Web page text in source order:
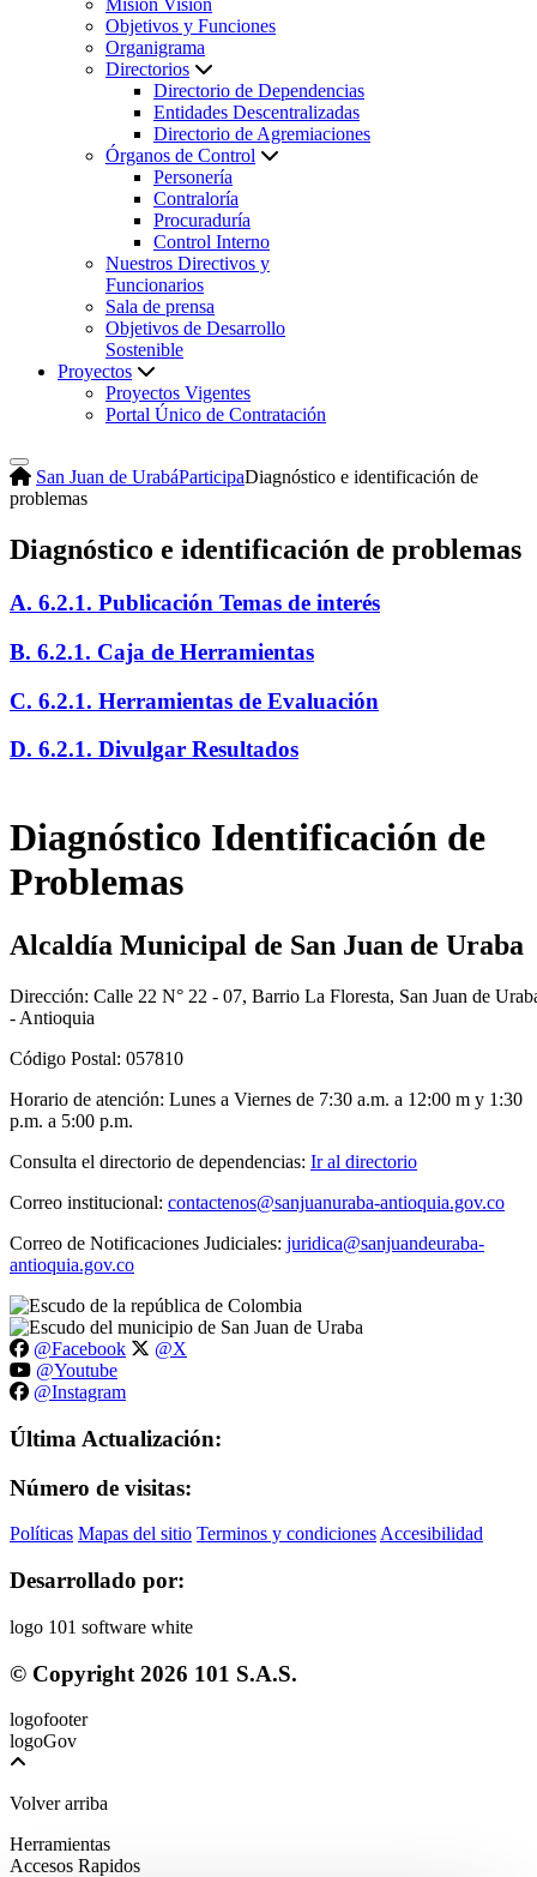
Misión Visión
Objetivos y Funciones
Organigrama
Directorios
Directorio de Dependencias
Entidades Descentralizadas
Directorio de Agremiaciones
Órganos de Control
Personería
Contraloría
Procuraduría
Control Interno
Nuestros Directivos y
Funcionarios
Sala de prensa
Objetivos de Desarrollo
Sostenible
Proyectos
Proyectos Vigentes
Portal Único de Contratación
San Juan de UrabáParticipaDiagnóstico e identificación de
problemas
Diagnóstico e identificación de problemas
A. 6.2.1. Publicación Temas de interés
B. 6.2.1. Caja de Herramientas
C. 6.2.1. Herramientas de Evaluación
D. 6.2.1. Divulgar Resultados
​D​iagnóstico Identificación de
Problemas
Alcaldía Municipal de San Juan de Uraba
Dirección: Calle 22 N° 22 - 07, Barrio La Floresta, San Juan de
- Antioquia
Código Postal: 057810
Horario de atención: Lunes a Viernes de 7:30 a.m. a 12:00 m y 1:30
p.m. a 5:00 p.m.
Consulta el directorio de dependencias: Ir al directorio
Correo institucional: contactenos@sanjuanuraba-antioquia.gov.co
Correo de Notificaciones Judiciales: juridica@sanjuandeuraba-
antioquia.gov.co
@Facebook
@X
@Youtube
@Instagram
Última Actualización:
Número de visitas:
Políticas Mapas del sitio Terminos y condiciones Accesibilidad
Desarrollado por:
© Copyright 2026 101 S.A.S.
Volver arriba
Herramientas
Accesos Rapidos